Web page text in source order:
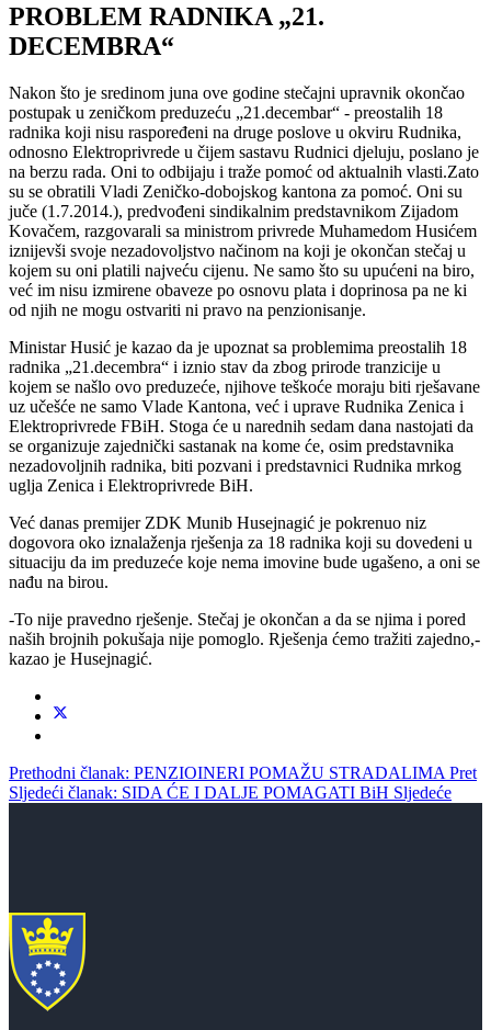
PROBLEM RADNIKA „21.
DECEMBRA“
Nakon što je sredinom juna ove godine stečajni upravnik okončao
postupak u zeničkom preduzeću „21.decembar“ - preostalih 18
radnika koji nisu raspoređeni na druge poslove u okviru Rudnika,
odnosno Elektroprivrede u čijem sastavu Rudnici djeluju, poslano je
na berzu rada. Oni to odbijaju i traže pomoć od aktualnih vlasti.Zato
su se obratili Vladi Zeničko-dobojskog kantona za pomoć. Oni su
juče (1.7.2014.), predvođeni sindikalnim predstavnikom Zijadom
Kovačem, razgovarali sa ministrom privrede Muhamedom Husićem
iznijevši svoje nezadovoljstvo načinom na koji je okončan stečaj u
kojem su oni platili najveću cijenu. Ne samo što su upućeni na biro,
već im nisu izmirene obaveze po osnovu plata i doprinosa pa ne ki
od njih ne mogu ostvariti ni pravo na penzionisanje.
Ministar Husić je kazao da je upoznat sa problemima preostalih 18
radnika „21.decembra“ i iznio stav da zbog prirode tranzicije u
kojem se našlo ovo preduzeće, njihove teškoće moraju biti rješavane
uz učešće ne samo Vlade Kantona, već i uprave Rudnika Zenica i
Elektroprivrede FBiH. Stoga će u narednih sedam dana nastojati da
se organizuje zajednički sastanak na kome će, osim predstavnika
nezadovoljnih radnika, biti pozvani i predstavnici Rudnika mrkog
uglja Zenica i Elektroprivrede BiH.
Već danas premijer ZDK Munib Husejnagić je pokrenuo niz
dogovora oko iznalaženja rješenja za 18 radnika koji su dovedeni u
situaciju da im preduzeće koje nema imovine bude ugašeno, a oni se
nađu na birou.
-To nije pravedno rješenje. Stečaj je okončan a da se njima i pored
naših brojnih pokušaja nije pomoglo. Rješenja ćemo tražiti zajedno,-
kazao je Husejnagić.
Prethodni članak: PENZIOINERI POMAŽU STRADALIMA Pret
Sljedeći članak: SIDA ĆE I DALJE POMAGATI BiH Sljedeće